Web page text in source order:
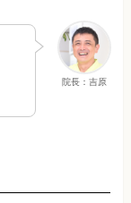
院長：吉原